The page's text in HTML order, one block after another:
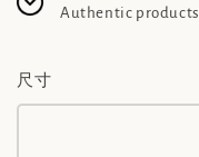
Authentic products
尺寸